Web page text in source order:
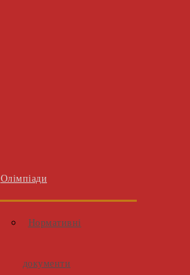
Олімпіади
Нормативні
документи